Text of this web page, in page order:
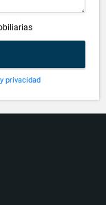
privacidad